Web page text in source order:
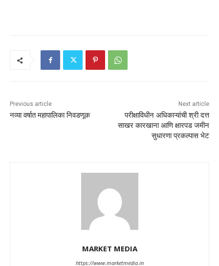
Previous article
नव्या वर्षात महापालिका निवडणूक
Next article
परीक्षाविधीन अधिकाऱ्यांची श्री दत्त
साखर कारखाना आणि क्षारपड जमीन
सुधारणा प्रकल्पास भेट
MARKET MEDIA
https://www.marketmedia.in